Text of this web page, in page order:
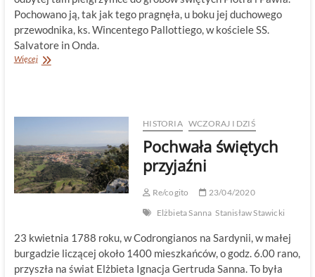
Pochowano ją, tak jak tego pragnęła, u boku jej duchowego
przewodnika, ks. Wincentego Pallottiego, w kościele SS.
Salvatore in Onda.
WięcejPallotyńskie
HISTORIA WCZORAJ I DZIŚ
Pochwała świętych
przyjaźni
Re/cogito
23/04/2020
Elżbieta Sanna Stanisław Stawicki
23 kwietnia 1788 roku, w Codrongianos na Sardynii, w małej
burgadzie liczącej około 1400 mieszkańców, o godz. 6.00 rano,
przyszła na świat Elżbieta Ignacja Gertruda Sanna. To była